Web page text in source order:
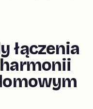
łączenia